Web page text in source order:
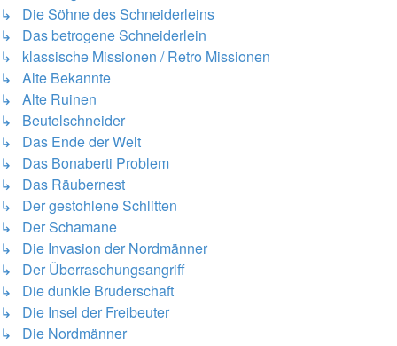
↳ Die Söhne des Schneiderleins
↳ Das betrogene Schneiderlein
↳ klassische Missionen / Retro Missionen
↳ Alte Bekannte
↳ Alte Ruinen
↳ Beutelschneider
↳ Das Ende der Welt
↳ Das Bonaberti Problem
↳ Das Räubernest
↳ Der gestohlene Schlitten
↳ Der Schamane
↳ Die Invasion der Nordmänner
↳ Der Überraschungsangriff
↳ Die dunkle Bruderschaft
↳ Die Insel der Freibeuter
↳ Die Nordmänner